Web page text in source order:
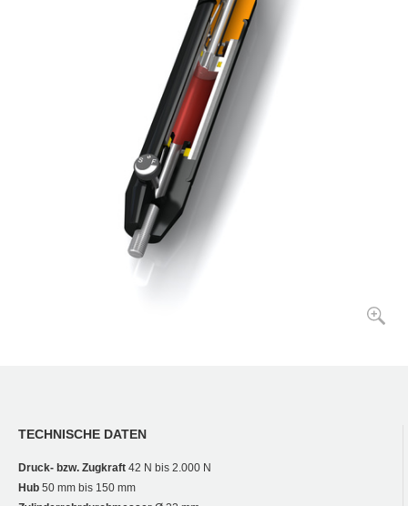
TECHNISCHE DATEN
Druck- bzw. Zugkraft 42 N bis 2.000 N
Hub 50 mm bis 150 mm